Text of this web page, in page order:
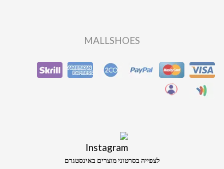
MALLSHOES
לצפייה בסרטוני מוצרים באינסטגרם